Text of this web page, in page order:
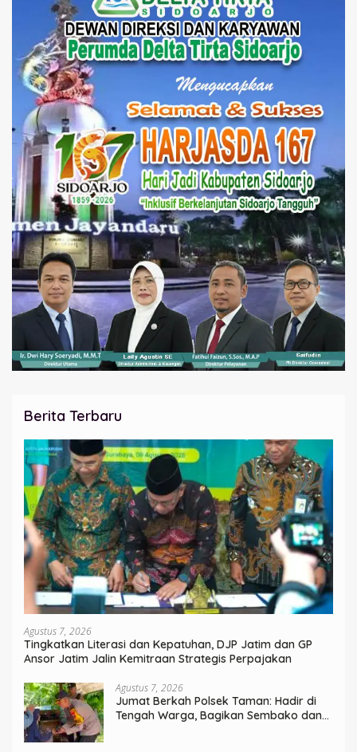
Berita Terbaru
Agustus 7, 2026
Tingkatkan Literasi dan Kepatuhan, DJP Jatim dan GP
Ansor Jatim Jalin Kemitraan Strategis Perpajakan
Agustus 7, 2026
Jumat Berkah Polsek Taman: Hadir di
Tengah Warga, Bagikan Sembako dan